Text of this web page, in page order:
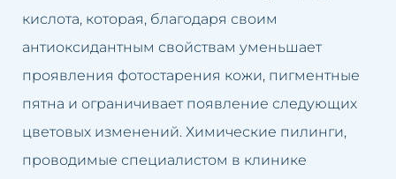
кислота, которая, благодаря своим
антиоксидантным свойствам уменьшает
проявления фотостарения кожи, пигментные
пятна и ограничивает появление следующих
цветовых изменений. Химические пилинги,
проводимые специалистом в клинике